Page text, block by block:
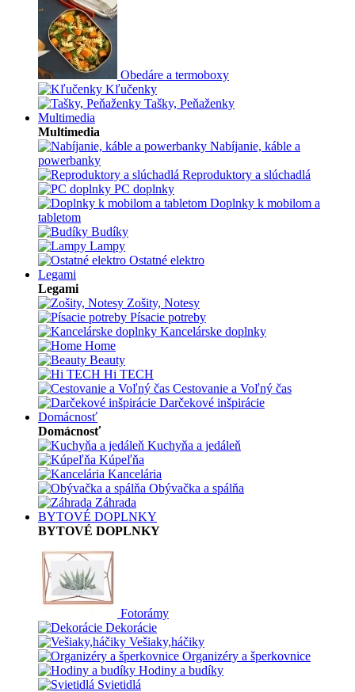
Obedáre a termoboxy
Kľučenky
Tašky, Peňaženky
Multimedia
Multimedia
Nabíjanie, káble a
powerbanky
Reproduktory a slúchadlá
PC doplnky
Doplnky k mobilom a
tabletom
Budíky
Lampy
Ostatné elektro
Legami
Legami
Zošity, Notesy
Písacie potreby
Kancelárske doplnky
Home
Beauty
Hi TECH
Cestovanie a Voľný čas
Darčekové inšpirácie
Domácnosť
Domácnosť
Kuchyňa a jedáleň
Kúpeľňa
Kancelária
Obývačka a spálňa
Záhrada
BYTOVÉ DOPLNKY
BYTOVÉ DOPLNKY
Fotorámy
Dekorácie
Vešiaky,háčiky
Organizéry a šperkovnice
Hodiny a budíky
Svietidlá